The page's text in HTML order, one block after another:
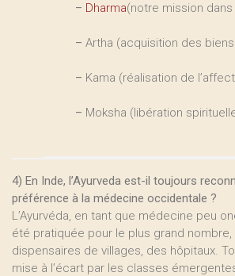
– Dharma(notre mission
– Artha (acquisition des
– Kama (réalisation de
– Moksha (libération
4) En Inde, l’Ayurveda est-il toujours
préférence à la médecine occidentale ?
L’Ayurvéda, en tant que médecine peu
été pratiquée pour le plus grand nombre,
dispensaires de villages, des hôpitaux.
mise à l’écart par les classes